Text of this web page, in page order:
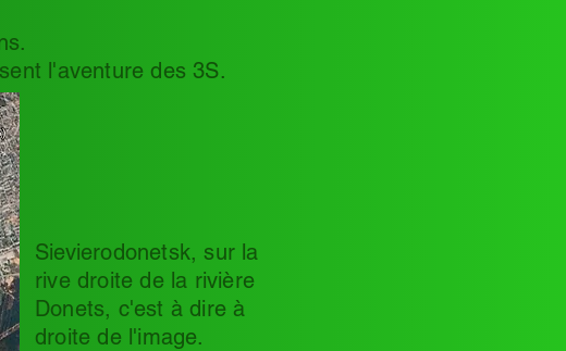
l'aventure des 3S.
Sievierodonetsk, sur la
rive droite de la rivière
Donets, c'est à dire à
droite de l'image.